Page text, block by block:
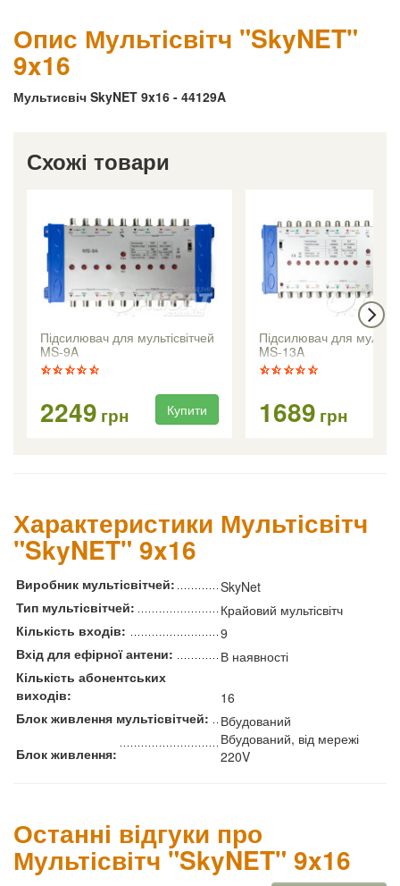
Опис Мультісвітч "SkyNET"
9x16
Мультисвіч SkyNET 9x16 - 44129A
Схожі товари
Підсилювач для мультісвітчей
MS-9A
2249 грн Купити
Підсилювач для
MS-13A
1689 грн
Характеристики Мультісвітч
"SkyNET" 9x16
Виробник мультісвітчей:
SkyNet
Тип мультісвітчей:
Крайовий мультісвітч
Кількість входів:
9
Вхід для ефірної антени:
В наявності
Кількість абонентських
виходів:
16
Блок живлення мультісвітчей:
Вбудований
Блок живлення:
Вбудований, від мережі
220V
Останні відгуки про
Мультісвітч "SkyNET" 9x16